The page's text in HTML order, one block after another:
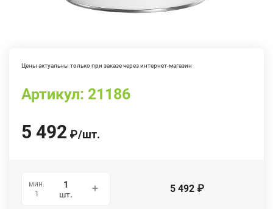
Цены актуальны только при заказе через интернет-магазин
Артикул: 21186
5 492 ₽/шт.
мин.
1
шт. 5 492 ₽